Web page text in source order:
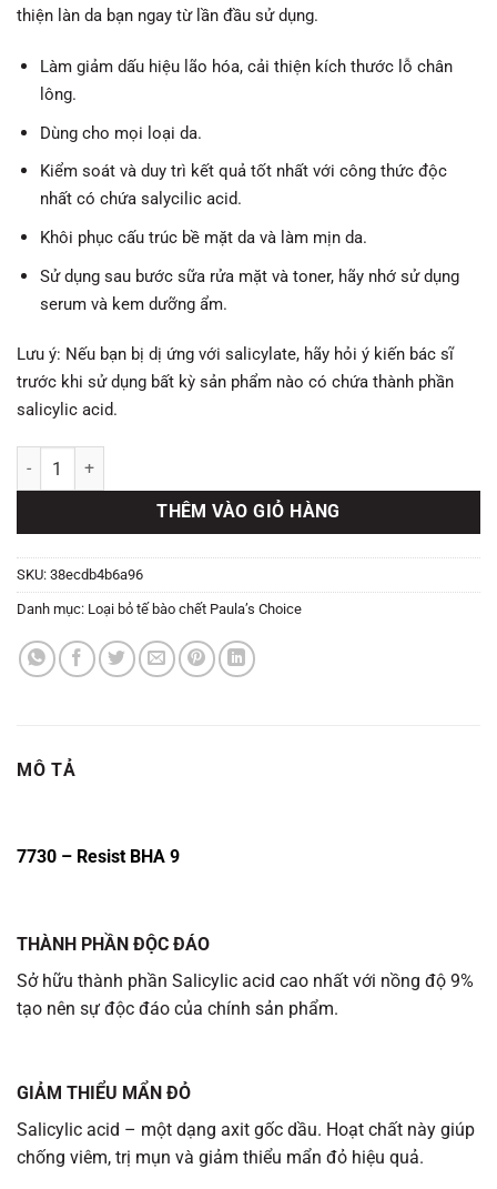
thiện làn da bạn ngay từ lần đầu sử dụng.
Làm giảm dấu hiệu lão hóa, cải thiện kích thước lỗ chân
lông.
Dùng cho mọi loại da.
Kiểm soát và duy trì kết quả tốt nhất với công thức độc
nhất có chứa salycilic acid.
Khôi phục cấu trúc bề mặt da và làm mịn da.
Sử dụng sau bước sữa rửa mặt và toner, hãy nhớ sử dụng
serum và kem dưỡng ẩm.
Lưu ý: Nếu bạn bị dị ứng với salicylate, hãy hỏi ý kiến ​​bác sĩ
trước khi sử dụng bất kỳ sản phẩm nào có chứa thành phần
salicylic acid.
Resist BHA 9 số lượng
THÊM VÀO GIỎ HÀNG
SKU: 38ecdb4b6a96
Danh mục: Loại bỏ tế bào chết Paula’s Choice
MÔ TẢ
7730 – Resist BHA 9
THÀNH PHẦN ĐỘC ĐÁO
Sở hữu thành phần Salicylic acid cao nhất với nồng độ 9%
tạo nên sự độc đáo của chính sản phẩm.
GIẢM THIỂU MẨN ĐỎ
Salicylic acid – một dạng axit gốc dầu. Hoạt chất này giúp
chống viêm, trị mụn và giảm thiểu mẩn đỏ hiệu quả.